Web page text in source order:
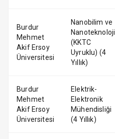
Burdur
Mehmet
Akif Ersoy
Üniversitesi
Nanobilim ve
Nanoteknoloji
(KKTC
Uyruklu) (4
Yıllık)
Burdur
Mehmet
Akif Ersoy
Üniversitesi
Elektrik-
Elektronik
Mühendisliği
(4 Yıllık)